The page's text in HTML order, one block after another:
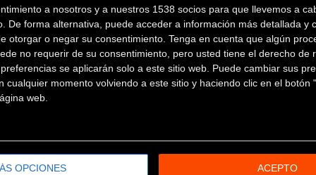
a nosotros y a nuestros 1538 socios para que llevemos a
De forma alternativa, puede acceder a información más detallada y
otorgar o negar su consentimiento. Tenga en cuenta que algún
no requerir de su consentimiento, pero usted tiene el derecho de
se aplicarán solo a este sitio web. Puede cambiar sus
cualquier momento volviendo a este sitio y haciendo clic en el botón
web.
OPCIONES ACEPTO
recorrido exigente de aproximadamente 4,5 kilómetros por
técnicas propiciaron desde los compases iniciales una
determinantes para el desenlace de la carrera.
presenciaron un vibrante duelo cuerpo a cuerpo entre
sub23
, enrolado en las filas del
gallego. García impuso un ritmo demoledor desde la